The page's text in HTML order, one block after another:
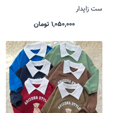
ست زاپدار
1,050,000 تومان